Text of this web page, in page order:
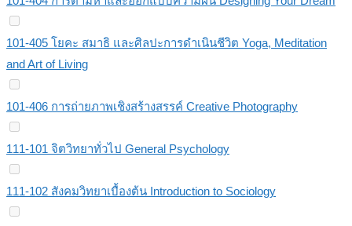
101-405 โยคะ สมาธิ และศิลปะการดำเนินชีวิต Yoga, Meditation
and Art of Living
101-406 การถ่ายภาพเชิงสร้างสรรค์ Creative Photography
111-101 จิตวิทยาทั่วไป General Psychology
111-102 สังคมวิทยาเบื้องต้น Introduction to Sociology